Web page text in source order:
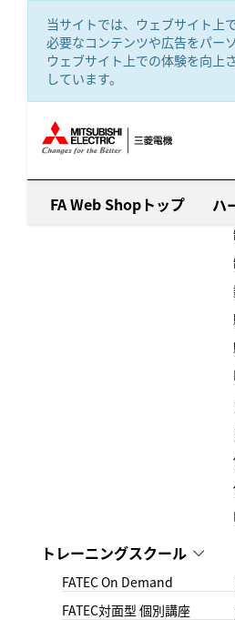
当サイトでは、ウェブサイト上
必要なコンテンツや広告をパー
ウェブサイト上での体験を向上
しています。
FA Web Shopトップ ハ
トレーニングスクール
FATEC On Demand
FATEC対面型 個別講座